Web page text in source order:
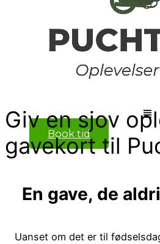
Book tid
Giv en sjov
gavekort til
En gave, de
Uanset om det er til